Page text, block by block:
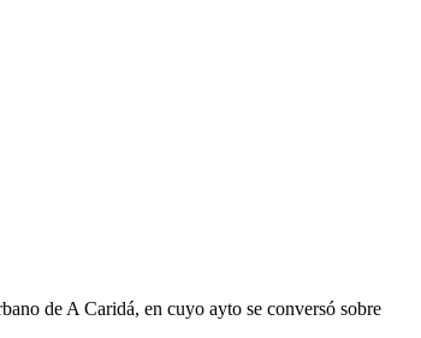
de A Caridá, en cuyo ayto se conversó sobre